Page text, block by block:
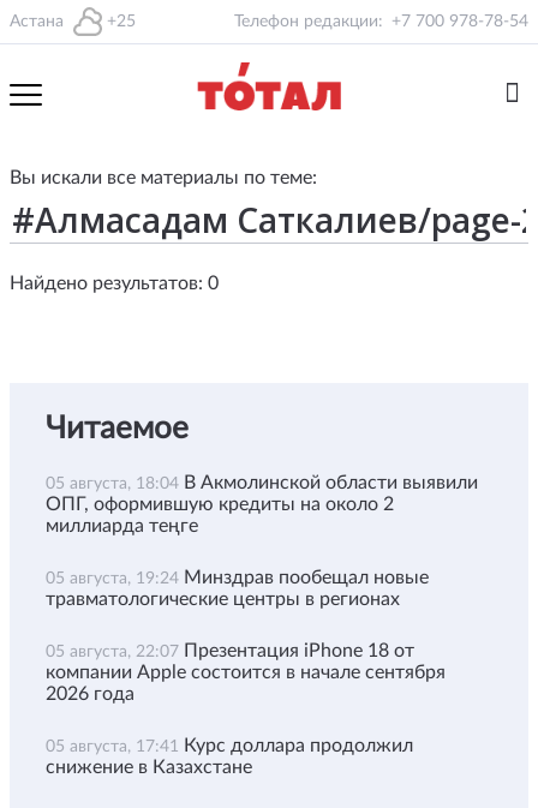
Астана +25 Телефон редакции: +7 700 978-78-54
Вы искали все материалы по теме:
Найдено результатов: 0
Читаемое
05 августа, 18:04 В Акмолинской области выявили
ОПГ, оформившую кредиты на около 2
миллиарда теңге
05 августа, 19:24 Минздрав пообещал новые
травматологические центры в регионах
05 августа, 22:07 Презентация iPhone 18 от
компании Apple состоится в начале сентября
2026 года
05 августа, 17:41 Курс доллара продолжил
снижение в Казахстане